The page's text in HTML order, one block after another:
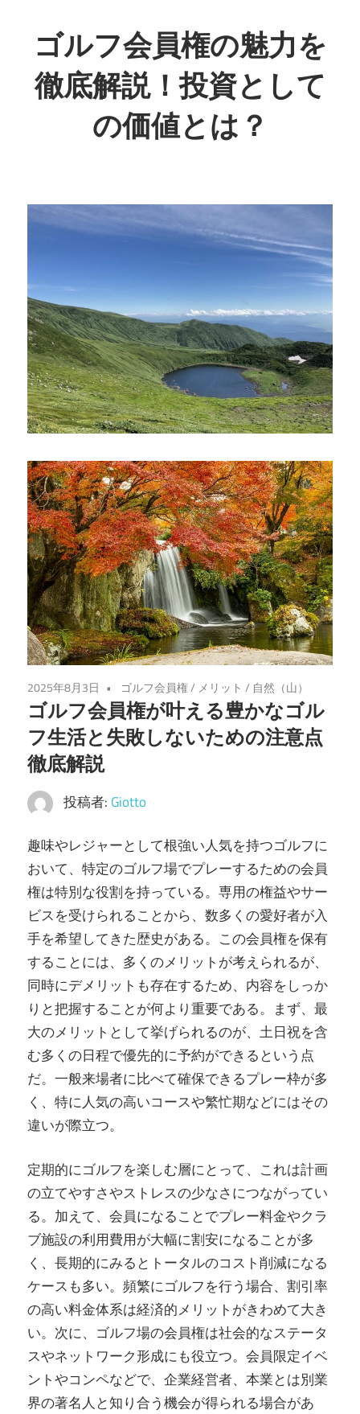
ン
テ
ン
ツ
プ
ゴルフ会員権の魅力を
徹底解説！投資として
の価値とは？
フ
の
を
手
に
入
れ
る、
魅
力
あ
ふ
れ
る
投
資
の
世
界
へ
よ
う
こ
そ！
2025年8月3日 ゴルフ会員権/ メリット / 自然（山）
ゴルフ会員権が叶える豊かなゴル
フ生活と失敗しないための注意点
徹底解説
投稿者: Giotto
趣味やレジャーとして根強い人気を持つゴルフに
おいて、特定のゴルフ場でプレーするための会員
権は特別な役割を持っている。 専用の権益やサー
ビスを受けられることから、数多くの愛好者が入
手を希望してきた歴史がある。この会員権を保有
することには、多くのメリットが考えられるが、
同時にデメリットも存在するため、内容をしっか
りと把握することが何より重要である。まず、最
大のメリットとして挙げられるのが、土日祝を含
む多くの日程で優先的に予約ができるという点
だ。一般来場者に比べて確保できるプレー枠が多
く、特に人気の高いコースや繁忙期などにはその
違いが際立つ。
定期的にゴルフを楽しむ層にとって、これは計画
の立てやすさやストレスの少なさにつながってい
る。加えて、会員になることでプレー料金やクラ
ブ施設の利用費用が大幅に割安になることが多
く、長期的にみるとトータルのコスト削減になる
ケースも多い。頻繁にゴルフを行う場合、割引率
の高い料金体系は経済的メリットがきわめて大き
い。次に、ゴルフ場の会員権は社会的なステータ
スやネットワーク形成にも役立つ。会員限定イベ
ントやコンペなどで、企業経営者、本業とは別業
界の著名人と知り合う機会が得られる場合があ